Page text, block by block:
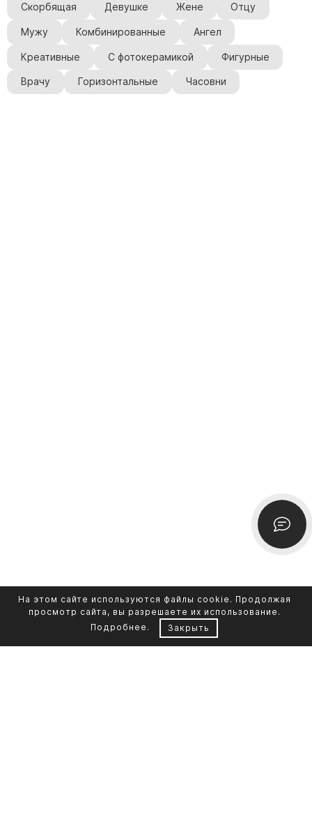
Скорбящая Девушке Жене Отцу
Мужу Комбинированные Ангел
Креативные С фотокерамикой Фигурные
Врачу Горизонтальные Часовни
На этом сайте используются файлы cookie. Продолжая
просмотр сайта, вы разрешаете их использование.
Подробнее . Закрыть